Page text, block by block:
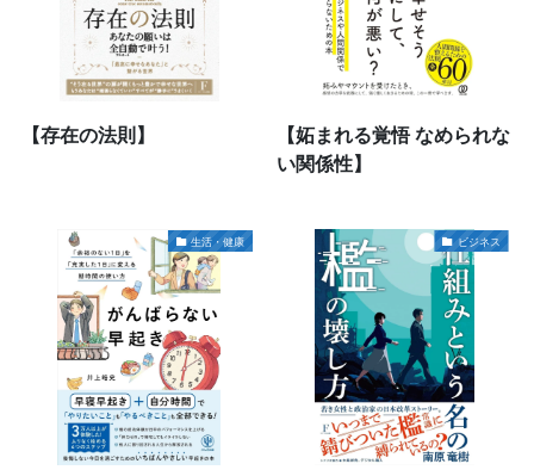
【存在の法則】
【妬まれる覚悟 なめられな
い関係性】
生活・健康 ビジネス